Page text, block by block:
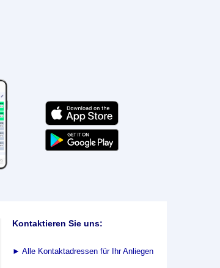
Kontaktieren Sie uns:
► Alle Kontaktadressen für Ihr Anliegen